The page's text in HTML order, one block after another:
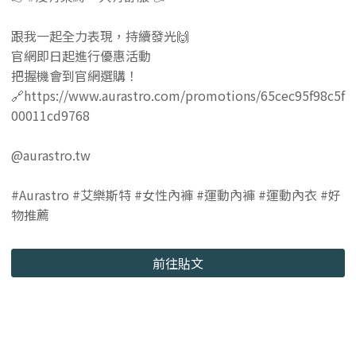
跟我一起全力表現，持續發光🙌
官網即日起進行優惠活動
把握機會到官網選購！
🔗https://www.aurastro.com/promotions/65cec95f98c5f
00011cd9768
@aurastro.tw
#Aurastro #艾樂斯特 #女性內褲 #運動內褲 #運動內衣 #好
物推薦
前往貼文